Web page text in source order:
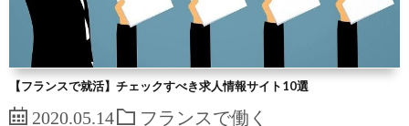
【フランスで就活】チェックすべき求人情報サイト10選
2020.05.14 フランスで働く